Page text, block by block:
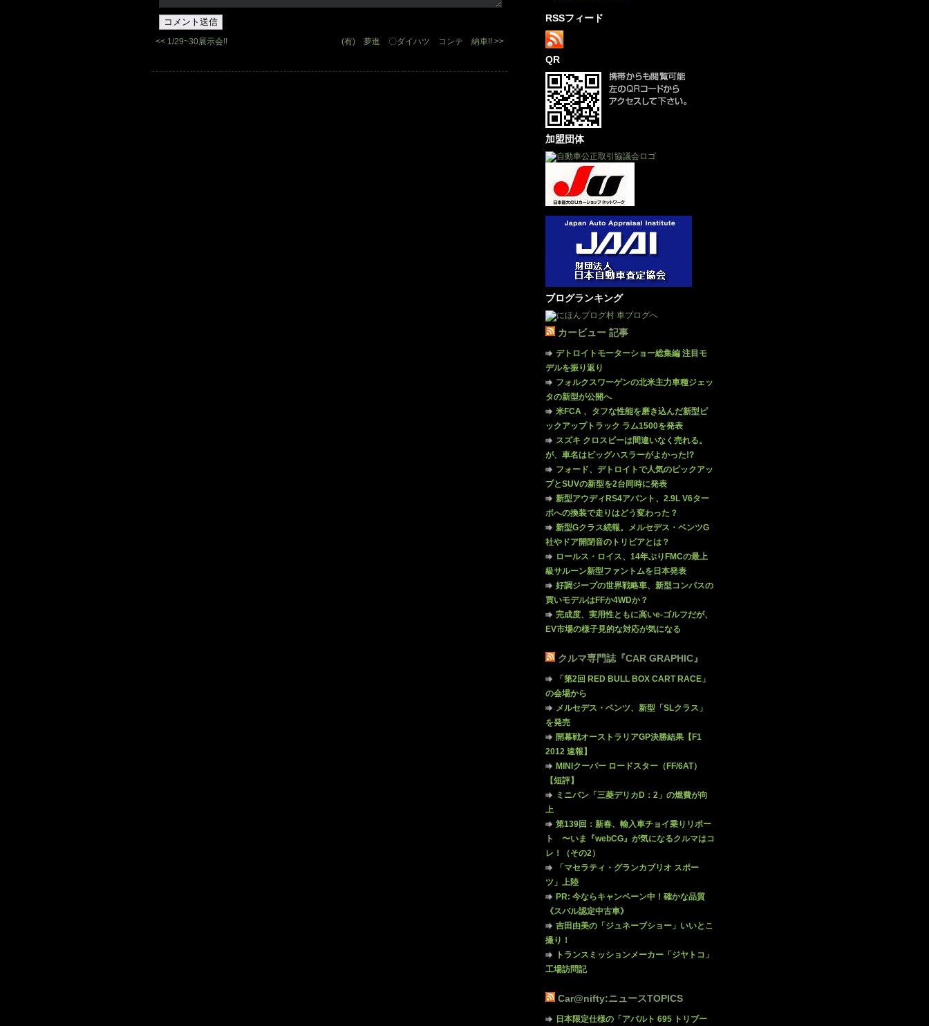
コメント送信
<< 1/29~30展示会!! (有) 夢進 〇ダイハツ コンテ 納車!! >>
RSSフィード
QR
加盟団体
ブログランキング
カービュー 記事
デトロイトモーターショー総集編 注目モ
デルを振り返り
フォルクスワーゲンの北米主力車種ジェッ
タの新型が公開へ
米FCA 、タフな性能を磨き込んだ新型ピ
ックアップトラック ラム1500を発表
スズキ クロスビーは間違いなく売れる。
が、車名はビッグハスラーがよかった!?
フォード、デトロイトで人気のピックアッ
プとSUVの新型を2台同時に発表
新型アウディRS4アバント、2.9L V6ター
ボへの換装で走りはどう変わった？
新型Gクラス続報。メルセデス・ベンツG
社やドア開閉音のトリビアとは？
ロールス・ロイス、14年ぶりFMCの最上
級サルーン新型ファントムを日本発表
好調ジープの世界戦略車、新型コンパスの
買いモデルはFFか4WDか？
完成度、実用性ともに高いe-ゴルフだが、
EV市場の様子見的な対応が気になる
クルマ専門誌『CAR GRAPHIC』
「第2回 RED BULL BOX CART RACE」
の会場から
メルセデス・ベンツ、新型「SLクラス」
を発売
開幕戦オーストラリアGP決勝結果【F1
2012 速報】
MINIクーパー ロードスター（FF/6AT）
【短評】
ミニバン「三菱デリカD：2」の燃費が向
上
第139回：新春、輸入車チョイ乗りリポー
ト 〜いま『webCG』が気になるクルマはコ
レ！（その2）
「マセラティ・グランカブリオ スポー
ツ」上陸
PR: 今ならキャンペーン中！確かな品質
《スバル認定中古車》
吉田由美の「ジュネーブショー」いいとこ
撮り！
トランスミッションメーカー「ジヤトコ」
工場訪問記
Car@nifty:ニュースTOPICS
日本限定仕様の「アバルト 695 トリブー